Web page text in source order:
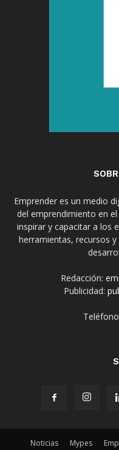
Emprender es un medio
del emprendimiento en
inspirar y capacitar a los
herramientas, recursos
Redacción:
Publicidad:
Noticias Mypes